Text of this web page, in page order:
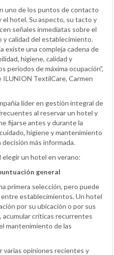
uno de los puntos de contacto
hotel. Su aspecto, su tacto y
señales inmediatas sobre el
y calidad del establecimiento.
existe una compleja cadena de
higiene, calidad y
periodos de máxima ocupación",
TextilCare, Carmen
líder en gestión integral de
al reservar un hotel y
fijarse antes y durante la
higiene y mantenimiento
más informada.
un hotel en verano:
general
primera selección, pero puede
establecimientos. Un hotel
por su ubicación o por sus
acumular críticas recurrentes
mantenimiento de las
varias opiniones recientes y